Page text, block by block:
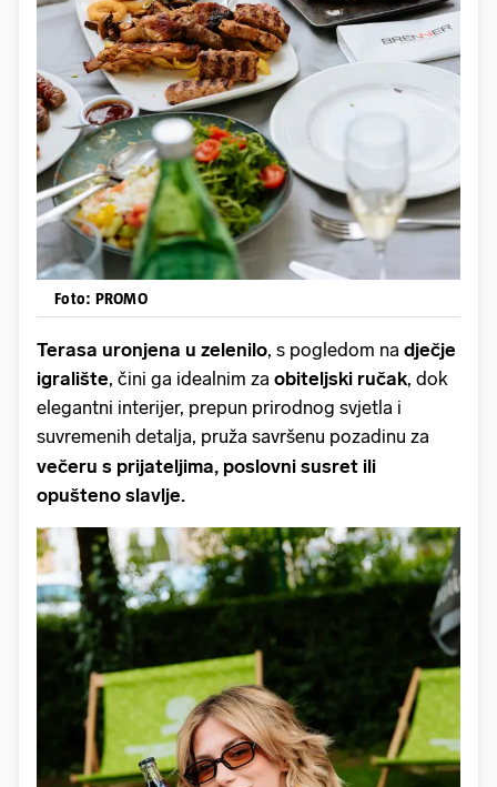
Foto: PROMO
Terasa uronjena u zelenilo, s pogledom na dječje
igralište, čini ga idealnim za obiteljski ručak, dok
elegantni interijer, prepun prirodnog svjetla i
suvremenih detalja, pruža savršenu pozadinu za
večeru s prijateljima, poslovni susret ili
opušteno slavlje.